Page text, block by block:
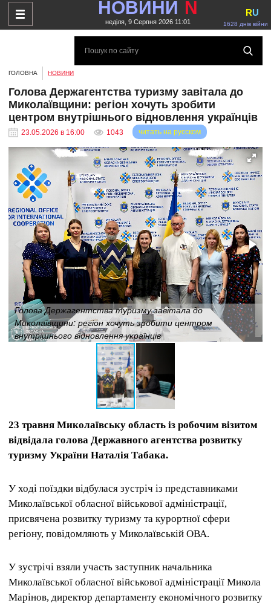
НОВИНИ N
неділя, 9 Серпня 2026 11:01 1628 днів війни
RU
ГОЛОВНА НОВИНИ
Голова Держагентства туризму завітала до
Миколаївщини: регіон хочуть зробити
центром внутрішнього відновлення українців
23.05.2026 в 16:00 1043 читать на русском
Голова Держагентства туризму завітала до
Миколаївщини: регіон хочуть зробити центром
внутрішнього відновлення українців
23 травня Миколаївську область із робочим візитом
відвідала голова Державного агентства розвитку
туризму України Наталія Табака.
У ході поїздки відбулася зустріч із представниками
Миколаївської обласної військової адміністрації,
присвячена розвитку туризму та курортної сфери
регіону, повідомляють у Миколаївській ОВА.
У зустрічі взяли участь заступник начальника
Миколаївської обласної військової адміністрації Микола
Марінов, директор департаменту економічного розвитку